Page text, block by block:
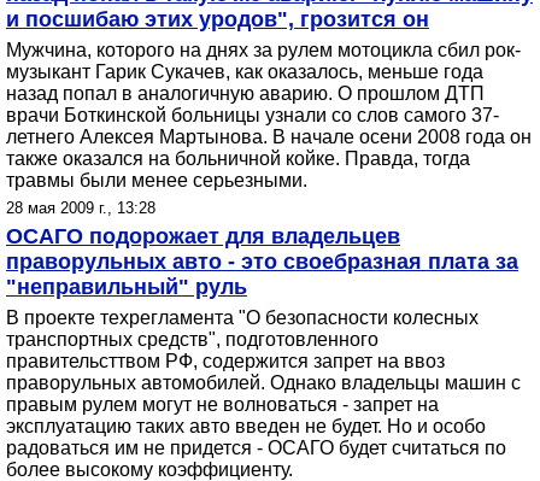
и посшибаю этих уродов", грозится он
Мужчина, которого на днях за рулем мотоцикла сбил рок-
музыкант Гарик Сукачев, как оказалось, меньше года
назад попал в аналогичную аварию. О прошлом ДТП
врачи Боткинской больницы узнали со слов самого 37-
летнего Алексея Мартынова. В начале осени 2008 года он
также оказался на больничной койке. Правда, тогда
травмы были менее серьезными.
28 мая 2009 г., 13:28
ОСАГО подорожает для владельцев
праворульных авто - это своебразная плата за
"неправильный" руль
В проекте техрегламента "О безопасности колесных
транспортных средств", подготовленного
правительсттвом РФ, содержится запрет на ввоз
праворульных автомобилей. Однако владельцы машин с
правым рулем могут не волноваться - запрет на
эксплуатацию таких авто введен не будет. Но и особо
радоваться им не придется - ОСАГО будет считаться по
более высокому коэффициенту.